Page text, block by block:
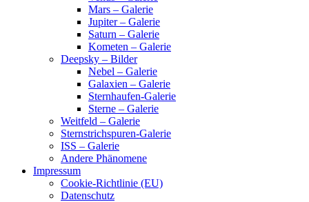
Mars – Galerie
Jupiter – Galerie
Saturn – Galerie
Kometen – Galerie
Deepsky – Bilder
Nebel – Galerie
Galaxien – Galerie
Sternhaufen-Galerie
Sterne – Galerie
Weitfeld – Galerie
Sternstrichspuren-Galerie
ISS – Galerie
Andere Phänomene
Impressum
Cookie-Richtlinie (EU)
Datenschutz